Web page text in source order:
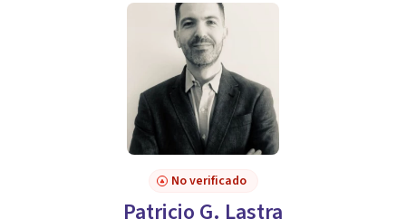
No verificado
Patricio G. Lastra